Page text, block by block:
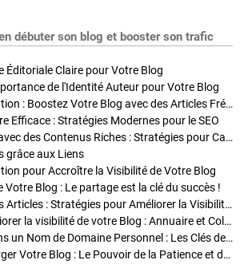
débuter son blog et booster son trafic
Éditoriale Claire pour Votre Blog
de l'Identité Auteur pour Votre Blog
Stratégies de Publication : Boostez Votre Blog avec des Articles Fréquents et Exclusifs
Efficace : Stratégies Modernes pour le SEO
Enrichir Vos Articles avec des Contenus Riches : Stratégies pour Captiver et Optimiser
grâce aux Liens
pour Accroître la Visibilité de Votre Blog
Votre Blog : Le partage est la clé du succès !
Optimisation SEO des Articles : Stratégies pour Améliorer la Visibilité de Votre Blog
Stratégies pour améliorer la visibilité de votre Blog : Annuaire et Collaborations
Pourquoi Investir dans un Nom de Domaine Personnel : Les Clés de la Réussite de Votre Blog
Comment Faire Émerger Votre Blog : Le Pouvoir de la Patience et de la Persévérance